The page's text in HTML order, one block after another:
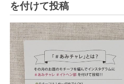
を付けて投稿